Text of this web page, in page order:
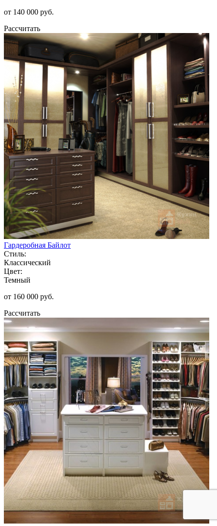
от 140 000 руб.
Рассчитать
Гардеробная Байлот
Стиль:
Классический
Цвет:
Темный
от 160 000 руб.
Рассчитать